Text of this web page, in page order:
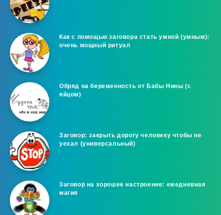
Как с помощью заговора стать умной (умным):
очень мощный ритуал
Обряд на беременность от Бабы Нины (с
яйцом)
Заговор: закрыть дорогу человеку чтобы не
уехал (универсальный)
Заговор на хорошее настроение: ежедневная
магия